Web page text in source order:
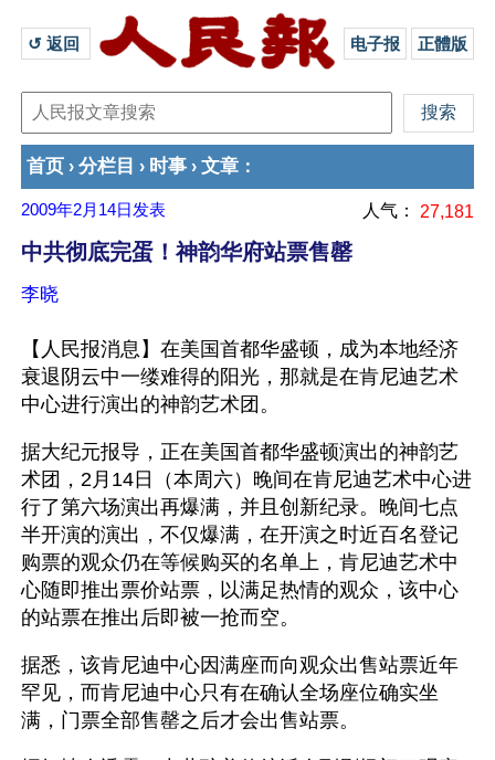
↺ 返回 电子报 正體版
首页 › 分栏目 › 时事 › 文章 ：
2009年2月14日 发表 人气： 27,181
中共彻底完蛋！神韵华府站票售罄
李晓
【人民报消息】在美国首都华盛顿，成为本地经济
衰退阴云中一缕难得的阳光，那就是在肯尼迪艺术
中心进行演出的神韵艺术团。
据大纪元报导，正在美国首都华盛顿演出的神韵艺
术团，2月14日（本周六）晚间在肯尼迪艺术中心进
行了第六场演出再爆满，并且创新纪录。晚间七点
半开演的演出，不仅爆满，在开演之时近百名登记
购票的观众仍在等候购买的名单上，肯尼迪艺术中
心随即推出票价站票，以满足热情的观众，该中心
的站票在推出后即被一抢而空。
据悉，该肯尼迪中心因满座而向观众出售站票近年
罕见，而肯尼迪中心只有在确认全场座位确实坐
满，门票全部售罄之后才会出售站票。